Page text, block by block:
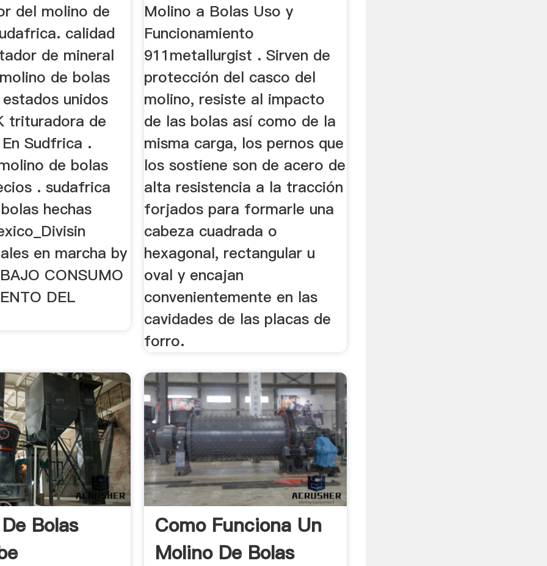
del molino de
calidad
de mineral
de bolas
unidos
trituradora de
Sudfrica .
de bolas
. sudafrica
hechas
en marcha by
CONSUMO
DEL
Molino a Bolas Uso y
Funcionamiento
911metallurgist . Sirven de
protección del casco del
molino, resiste al impacto
de las bolas así como de la
misma carga, los pernos que
los sostiene son de acero de
alta resistencia a la tracción
forjados para formarle una
cabeza cuadrada o
hexagonal, rectangular u
oval y encajan
convenientemente en las
cavidades de las placas de
forro.
Bolas
Como Funciona Un
Molino De Bolas